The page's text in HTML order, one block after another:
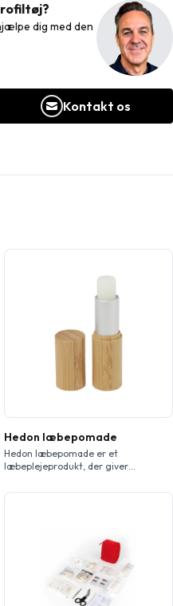
dig med den
Kontakt os
Hedon læbepomade
Hedon læbepomade er et
læbeplejeprodukt, der giver
(UV) stråler. Den er designet til at
enkeltpersoner og virksomheder, der
vælger et mere bæredygtigt valg.
Aromaen er vanilje. Opbevaringstid:
3 år fra købsdatoen.
Solbeskyttelsesfaktor 15.